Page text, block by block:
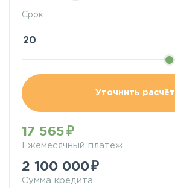
Срок
Уточнить расчёт
17 565
Ежемесячный платеж
2 100 000
Сумма кредита